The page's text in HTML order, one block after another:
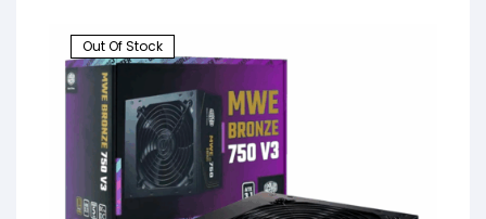
Out Of Stock